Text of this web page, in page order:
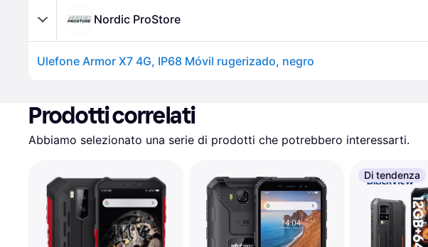
Nordic ProStore
Ulefone Armor X7 4G, IP68 Móvil rugerizado, negro
Prodotti correlati
Abbiamo selezionato una serie di prodotti che potrebbero interessarti.
Di tendenza